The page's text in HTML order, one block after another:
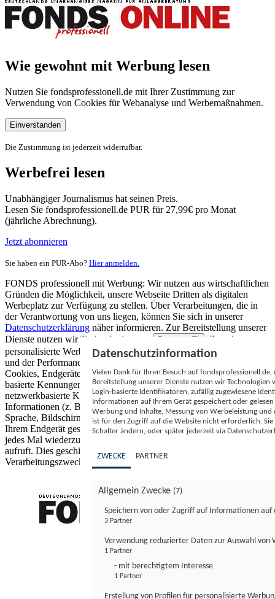
Wie gewohnt mit Werbung lesen
Nutzen Sie fondsprofessionell.de mit Ihrer Zustimmung zur
Verwendung von Cookies für Webanalyse und Werbemaßnahmen.
Einverstanden
Die Zustimmung ist jederzeit widerrufbar.
Werbefrei lesen
Unabhängiger Journalismus hat seinen Preis.
Lesen Sie fondsprofessionell.de PUR für 27,99€ pro Monat
(jährliche Abrechnung).
Jetzt abonnieren
Sie haben ein PUR-Abo? Hier anmelden.
FONDS professionell mit Werbung: Wir nutzen aus wirtschaftlichen
Gründen die Möglichkeit, unsere Webseite Dritten als digitalen
Werbeplatz zur Verfügung zu stellen. Über Verarbeitungen, die in
der Verantwortung von uns liegen, können Sie sich in unserer
Datenschutzerklärung näher informieren. Zur Bereitstellung unserer
Dienste nutzen wir Technologien von
Partnern (5)
. Zwecke:
personalisierte Werbung und Inhalte, Messung von Werbeleistung
und der Performance von Inhalten sowie Zielgruppenforschung.
Cookies, Endgeräte- oder ähnliche Online-Kennungen (z. B. login-
basierte Kennungen, zufällig generierte Kennungen,
netzwerkbasierte Kennungen) können zusammen mit anderen
Informationen (z. B. Browsertyp und Browserinformationen,
Sprache, Bildschirmgröße, unterstützte Technologien usw.) auf
Ihrem Endgerät gespeichert oder von dort ausgelesen werden, um es
jedes Mal wiederzuerkennen, wenn es eine App oder einer Webseite
aufruft. Dies geschieht für einen oder mehrere der hier aufgeführten
Verarbeitungszwecke.
Datenschutzinformation
Vielen Dank für Ihren Besuch auf
Bereitstellung unserer Dienste nutzen wir Technologien
Login-basierte Identifikatoren, zufällig zugewiesene
Informationen auf Ihrem Gerät gespeichert oder
Werbung und Inhalte, Messung von Werbeleistung
ist für den Zugriff auf die Website nicht erforderlich.
Schalter ändern, oder später jederzeit via
ZWECKE PARTNER
Allgemein Zwecke (7)
Speichern von oder Zugriff auf Informationen auf
3 Partner
Verwendung reduzierter Daten zur Auswahl von
1 Partner
- mit berechtigtem Interesse
1 Partner
Erstellung von Profilen für personalisierte
FONDS professionell